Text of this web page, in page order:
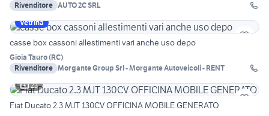
Rivenditore AUTO 2C SRL
Vetrina
casse box cassoni allestimenti vari anche uso depo
Gioia Tauro(RC)
Rivenditore Morgante Group Srl - Morgante Autoveicoli - RENT
23
Fiat Ducato 2.3 MJT 130CV OFFICINA MOBILE GENERATO